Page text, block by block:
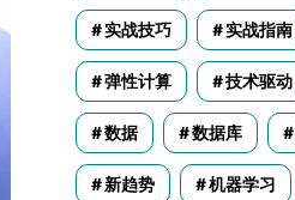
实战技巧 实战指南
弹性计算 技术驱动
数据 数据库
新趋势 机器学习